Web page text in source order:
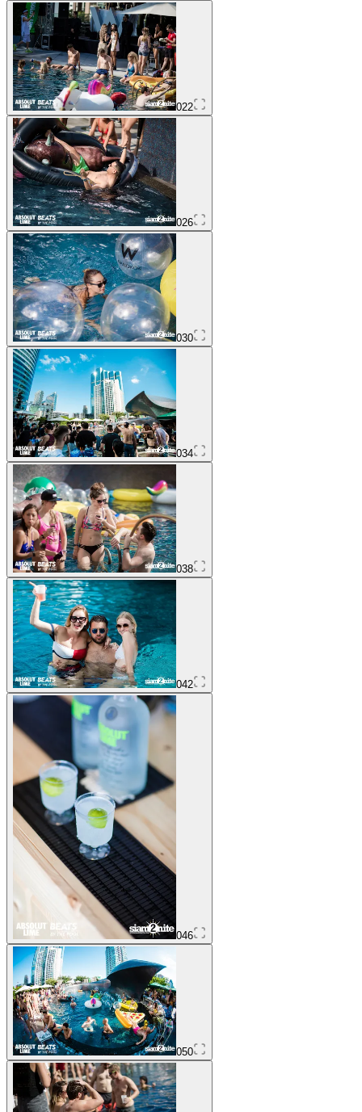
022
026
030
034
038
042
046
050